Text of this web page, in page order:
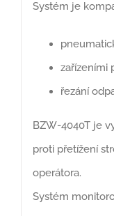
Systém je
zařízeními
řezání
BZW-4040T je
proti přetížení
operátora.
Systém